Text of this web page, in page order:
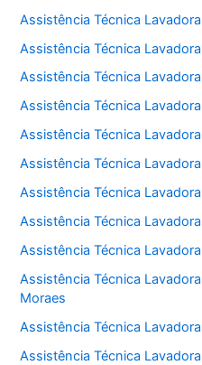
Assistência Técnica
Assistência Técnica
Assistência Técnica
Assistência Técnica
Assistência Técnica
Assistência Técnica
Assistência Técnica
Assistência Técnica
Assistência Técnica
Assistência Técnica
Moraes
Assistência Técnica
Assistência Técnica